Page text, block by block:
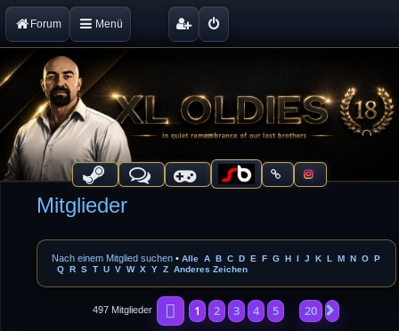
Forum Menü
Mitglieder
Nach einem Mitglied suchen •Alle A B C D E F G H I J K L M N O P
Q R S T U V W X Y Z Anderes Zeichen
497 Mitglieder Seite1von20
1 2 3 4 5 20